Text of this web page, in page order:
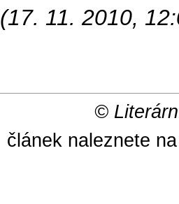
(17. 11. 2010,
©
článek naleznete